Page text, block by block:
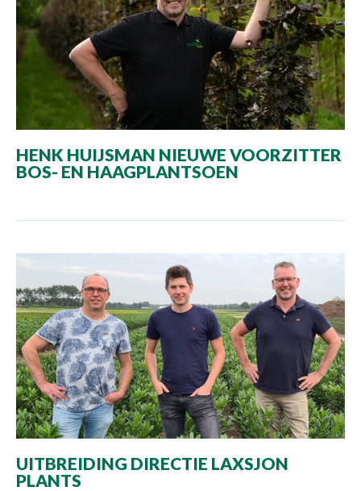
HENK HUIJSMAN NIEUWE VOORZITTER
BOS- EN HAAGPLANTSOEN
UITBREIDING DIRECTIE LAXSJON
PLANTS